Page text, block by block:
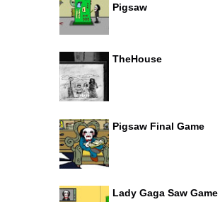
Pigsaw
TheHouse
Pigsaw Final Game
Lady Gaga Saw Game